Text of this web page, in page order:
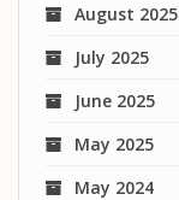
August 2025
July 2025
June 2025
May 2025
May 2024